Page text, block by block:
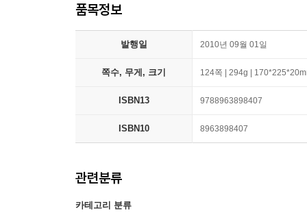
품목정보
발행일 2010년 09월 01일
쪽수, 무게, 크기 124쪽 | 294g |
ISBN13 9788963898407
ISBN10 8963898407
관련분류
카테고리 분류